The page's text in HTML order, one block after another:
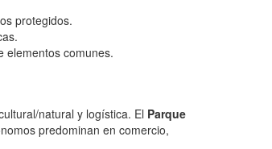
protegidos.
elementos comunes.
natural y logística. El Parque
predominan en comercio,